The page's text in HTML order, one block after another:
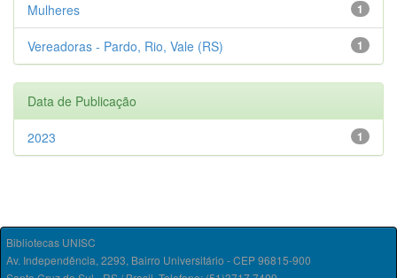
1
Mulheres
1
Vereadoras - Pardo, Rio, Vale (RS)
Data de Publicação
1
2023
Bibliotecas UNISC
Av. Independência, 2293, Bairro Universitário - CEP 96815-900